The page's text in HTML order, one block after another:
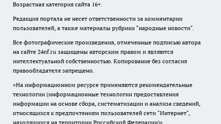
Возрастная категория сайта 16+.
Редакция портала не несет ответственности за комментарии
пользователей, а также материалы рубрики "народные новости".
Все фотографические произведения, отмеченные подписью автора
на сайте 24nf.ru защищены авторским правом и являются
интеллектуальной собственностью. Копирование без согласия
правообладателя запрещено.
«На информационном ресурсе применяются рекомендательные
технологии (информационные технологии предоставления
информации на основе сбора, систематизации и анализа сведений,
относящихся к предпочтениям пользователей сети "Интернет",
находящихся на территории Российской Федерации)».